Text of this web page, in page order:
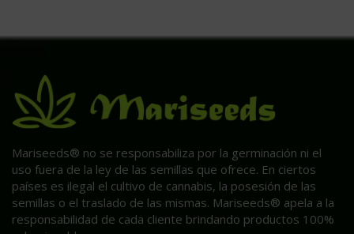
Mariseeds® no se responsabiliza por la germinación ni el
uso fuera de la ley de las semillas que ofrece. En ciertos
países es ilegal el cultivo de cannabis, la posesión de las
semillas o el traslado de las mismas. Mariseeds® apela a la
responsabilidad de cada cliente brindando productos 100%